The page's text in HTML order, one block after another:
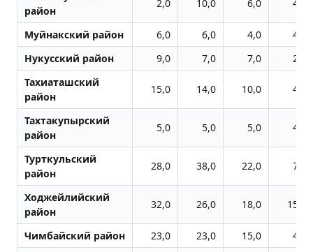
район
2,0 10,0 6,0 4,0
Муйнакский район 6,0 6,0 4,0
4,0
Нукусский район
9,0 7,0 7,0
2,0
Тахиаташский
район
15,0 14,0 10,0 4,0
Тахтакупырский
район
5,0 5,0 5,0 4,0
Турткульский
район
28,0 38,0 22,0 7,0
Ходжейлийский
район
32,0 26,0 18,0 15,0
Чимбайский район 23,0 23,0 15,0
4,0